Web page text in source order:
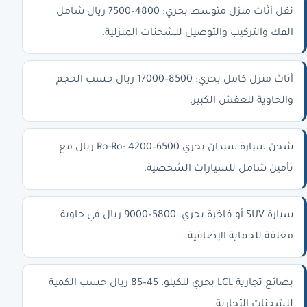
نقل أثاث منزل متوسط بحري: 4800–7500 ريال شامل
الفك والتركيب والتوصيل للشحنات المنزلية.
أثاث منزل كامل بحري: 8500–17000 ريال حسب الحجم
والحاوية للعفش الكبير.
شحن سيارة سيدان بحري Ro-Ro: 4200–6500 ريال مع
تأمين شامل للسيارات الشخصية.
سيارة SUV أو فاخرة بحري: 5800–9000 ريال في حاوية
مغلقة للحماية الإضافية.
بضائع تجارية LCL بحري للكيلو: 45–85 ريال حسب الكمية